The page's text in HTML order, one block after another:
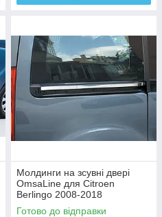
Молдинги на зсувні двері
OmsaLine для Citroen
Berlingo 2008-2018
нержавіюча сталь (2 шт.)
Готово до відправки